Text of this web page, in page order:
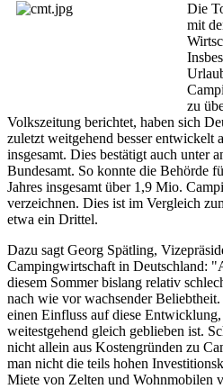
Die
mit
zu
Volkszeitung berichtet, haben sich
zuletzt weitgehend besser entwickelt
insgesamt. Dies bestätigt auch unter
Bundesamt. So konnte die Behörde
Jahres insgesamt über 1,9 Mio.
verzeichnen. Dies ist im Vergleich
etwa ein Drittel.
Dazu sagt Georg Spätling,
Campingwirtschaft in Deutschland:
diesem Sommer bislang relativ
nach wie vor wachsender
einen Einfluss auf diese
weitestgehend gleich geblieben ist.
nicht allein aus Kostengründen zu
man nicht die teils hohen
Miete von Zelten und Wohnmobilen